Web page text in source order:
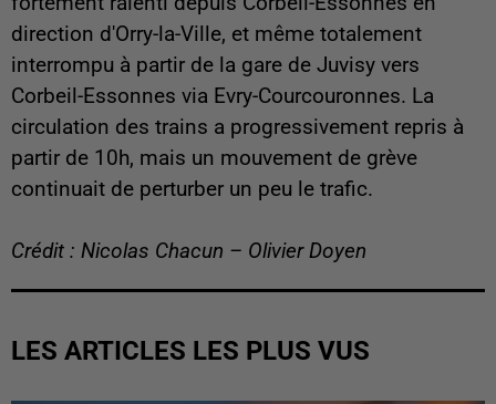
direction d'Orry-la-Ville, et même totalement
interrompu à partir de la gare de Juvisy vers
Corbeil-Essonnes via Evry-Courcouronnes. La
circulation des trains a progressivement repris à
partir de 10h, mais un mouvement de grève
continuait de perturber un peu le trafic.
Crédit : Nicolas Chacun – Olivier Doyen
LES ARTICLES LES PLUS VUS